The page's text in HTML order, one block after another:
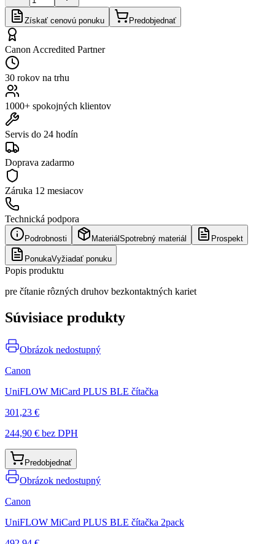
Získať cenovú ponuku Predobjednať
Canon Accredited Partner
30 rokov na trhu
1000+ spokojných klientov
Servis do 24 hodín
Doprava zadarmo
Záruka 12 mesiacov
Technická podpora
Podrobnosti Materiál Spotrebný materiál Prospekt
PonukaVyžiadať ponuku
Popis produktu
pre čítanie rôzných druhov bezkontaktných kariet
Súvisiace produkty
Obrázok nedostupný
Canon
UniFLOW MiCard PLUS BLE čítačka
301,23 €
244,90 € bez DPH
Predobjednať
Obrázok nedostupný
Canon
UniFLOW MiCard PLUS BLE čítačka 2pack